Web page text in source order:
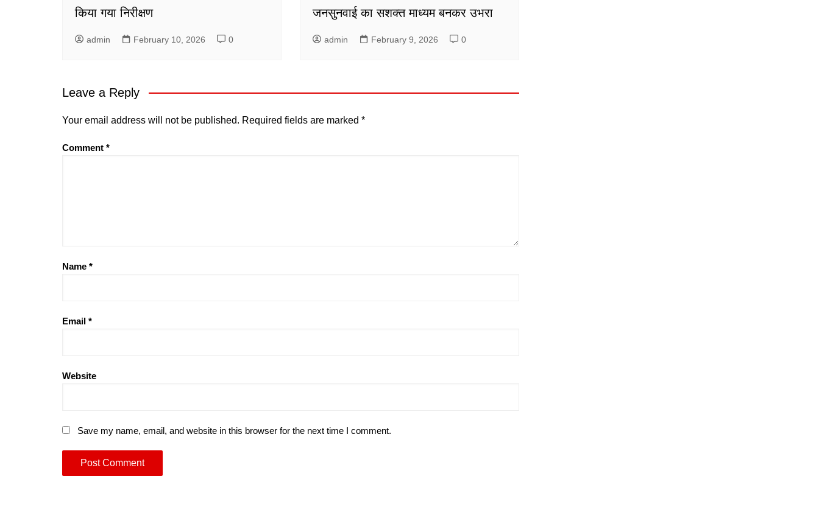
किया गया निरीक्षण
admin February 10, 2026 0
जनसुनवाई का सशक्त माध्यम बनकर उभरा
admin February 9, 2026 0
Leave a Reply
Your email address will not be published. Required fields are marked *
Comment *
Name *
Email *
Website
Save my name, email, and website in this browser for the next time I comment.